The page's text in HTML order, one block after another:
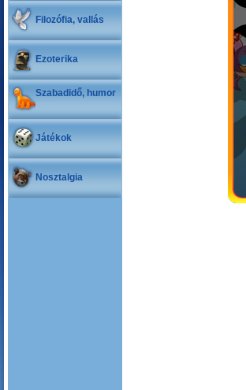
Filozófia, vallás
Ezoterika
Szabadidő, humor
Játékok
Nosztalgia